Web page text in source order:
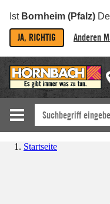
Ist Bornheim (Pfalz)
JA, RICHTIG Anderen
Startseite